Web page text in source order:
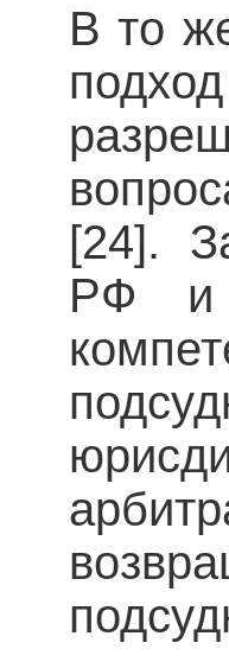
В то
[24].
РФ и